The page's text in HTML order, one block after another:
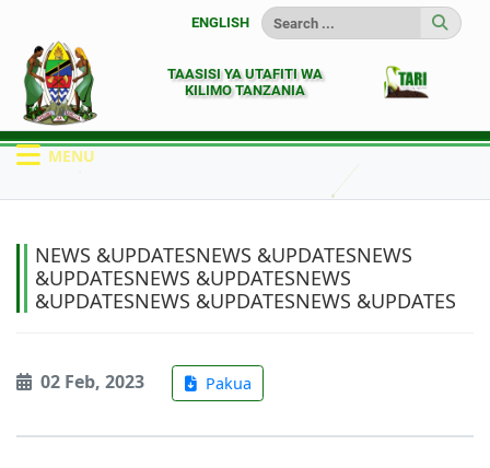
ENGLISH
TAASISI YA UTAFITI WA
KILIMO TANZANIA
MENU
NEWS &UPDATESNEWS &UPDATESNEWS
&UPDATESNEWS &UPDATESNEWS
&UPDATESNEWS &UPDATESNEWS &UPDATES
02 Feb, 2023 Pakua